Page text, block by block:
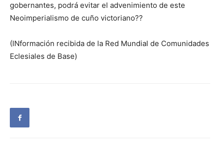
gobernantes, podrá evitar el advenimiento de este
Neoimperialismo de cuño victoriano??
(INformación recibida de la Red Mundial de Comunidades
Eclesiales de Base)